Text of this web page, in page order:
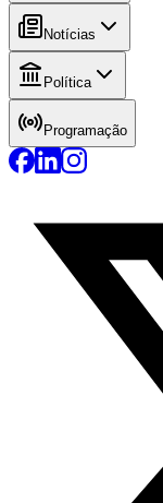
Notícias
Política
Programação